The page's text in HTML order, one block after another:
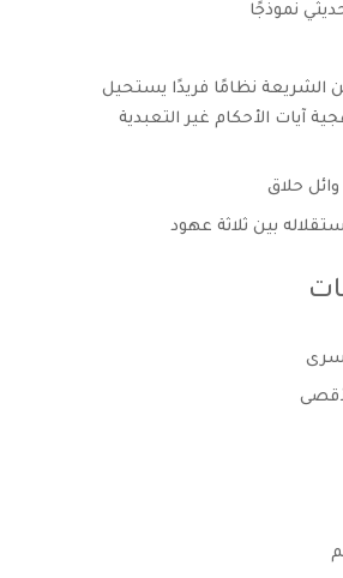
نموذجًا
الشريعة نظامًا فريدًا يستحيل
آيات الأحكام غير التعبدية
حلاق
بين ثلاثة عهود